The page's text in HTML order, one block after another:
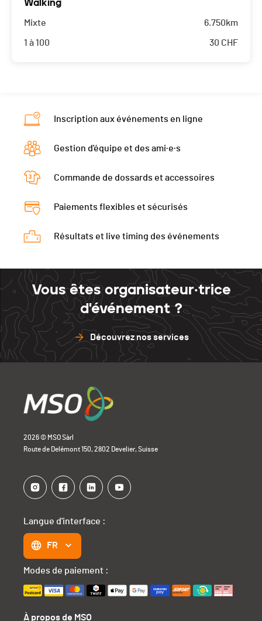
Walking
Mixte
1 à 100
6.750km
30 CHF
Inscription aux événements en ligne
Gestion d'équipe et des ami·e·s
Commande de dossards et accessoires
Paiements flexibles et sécurisés
Résultats et live timing des événements
Vous êtes organisateur·trice
d'événement ?
Découvrez nos services
2026 © MSO Sàrl
Route de Delémont 150, 2802 Develier, Suisse
À propos de MSO
Langue d'interface :
FR
Modes de paiement :